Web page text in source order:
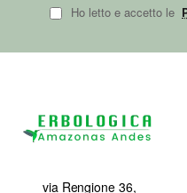
Ho letto e accetto le
via Rengione 36,